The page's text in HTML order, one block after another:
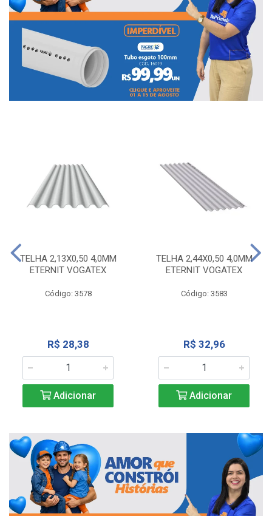
TELHA 2,13X0,50 4,0MM
ETERNIT VOGATEX
Código: 3578
R$ 28,38
Adicionar
TELHA 2,44X0,50 4,0MM
ETERNIT VOGATEX
Código: 3583
R$ 32,96
Adicionar